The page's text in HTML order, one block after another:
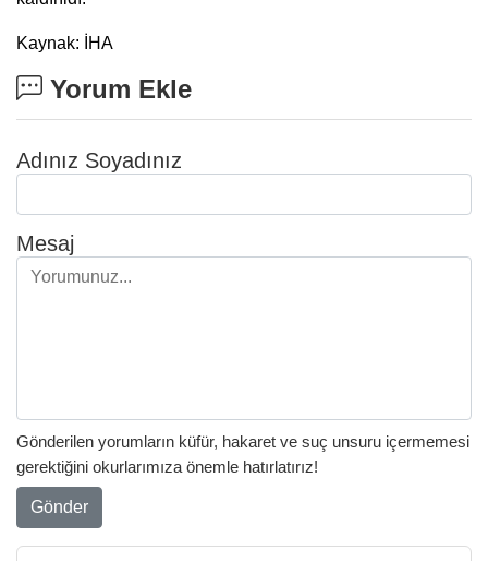
Kaynak: İHA
Yorum Ekle
Adınız Soyadınız
Mesaj
Gönderilen yorumların küfür, hakaret ve suç unsuru içermemesi
gerektiğini okurlarımıza önemle hatırlatırız!
Gönder